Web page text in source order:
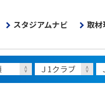
スタジアムナビ 取材